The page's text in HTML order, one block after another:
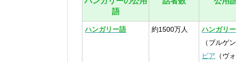
語
ハンガリー語 約1500万人 ハンガリー
（ブルゲ
ビア （ヴ